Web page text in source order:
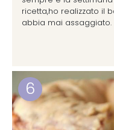
ricetta,ho realizzato il
abbia mai assaggiato.
6